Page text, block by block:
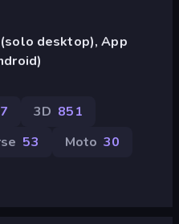
desktop), App
3D 851
53 Moto 30